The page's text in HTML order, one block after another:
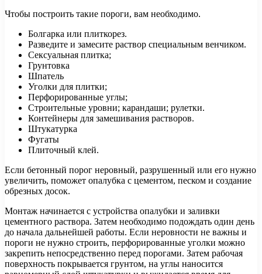
Чтобы построить такие пороги, вам необходимо.
Болгарка или плиткорез.
Разведите и замесите раствор специальным венчиком.
Сексуальная плитка;
Грунтовка
Шпатель
Уголки для плитки;
Перфорированные углы;
Строительные уровни; карандаши; рулетки.
Контейнеры для замешивания растворов.
Штукатурка
Фугаты
Плиточный клей.
Если бетонный порог неровный, разрушенный или его нужно
увеличить, поможет опалубка с цементом, песком и создание
обрезных досок.
Монтаж начинается с устройства опалубки и заливки
цементного раствора. Затем необходимо подождать один день
до начала дальнейшей работы. Если неровности не важны и
пороги не нужно строить, перфорированные уголки можно
закрепить непосредственно перед порогами. Затем рабочая
поверхность покрывается грунтом, на углы наносится